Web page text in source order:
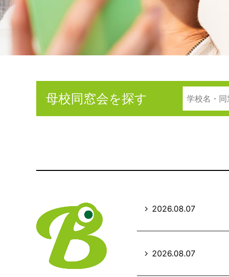
母校同窓会を探す
2026.08.07
2026.08.07